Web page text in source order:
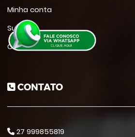
Minha conta
Suporte
Contato
CONTATO
27 999855819